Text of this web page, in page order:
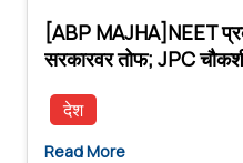
[ABP MAJHA]NEET
सरकारवर तोफ; JPC
देश
Read More